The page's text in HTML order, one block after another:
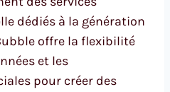
dédiés à la génération
offre la flexibilité
et les
pour créer des